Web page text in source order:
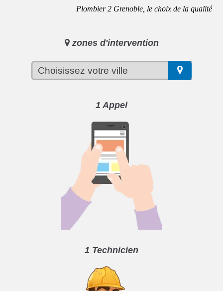
Plombier 2 Grenoble, le choix de la qualité
zones d'intervention
1 Appel
1 Technicien